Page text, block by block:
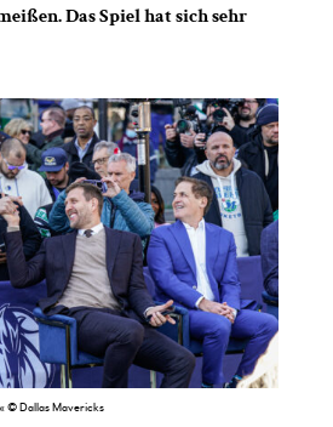
Das Spiel hat sich sehr
© Dallas Mavericks